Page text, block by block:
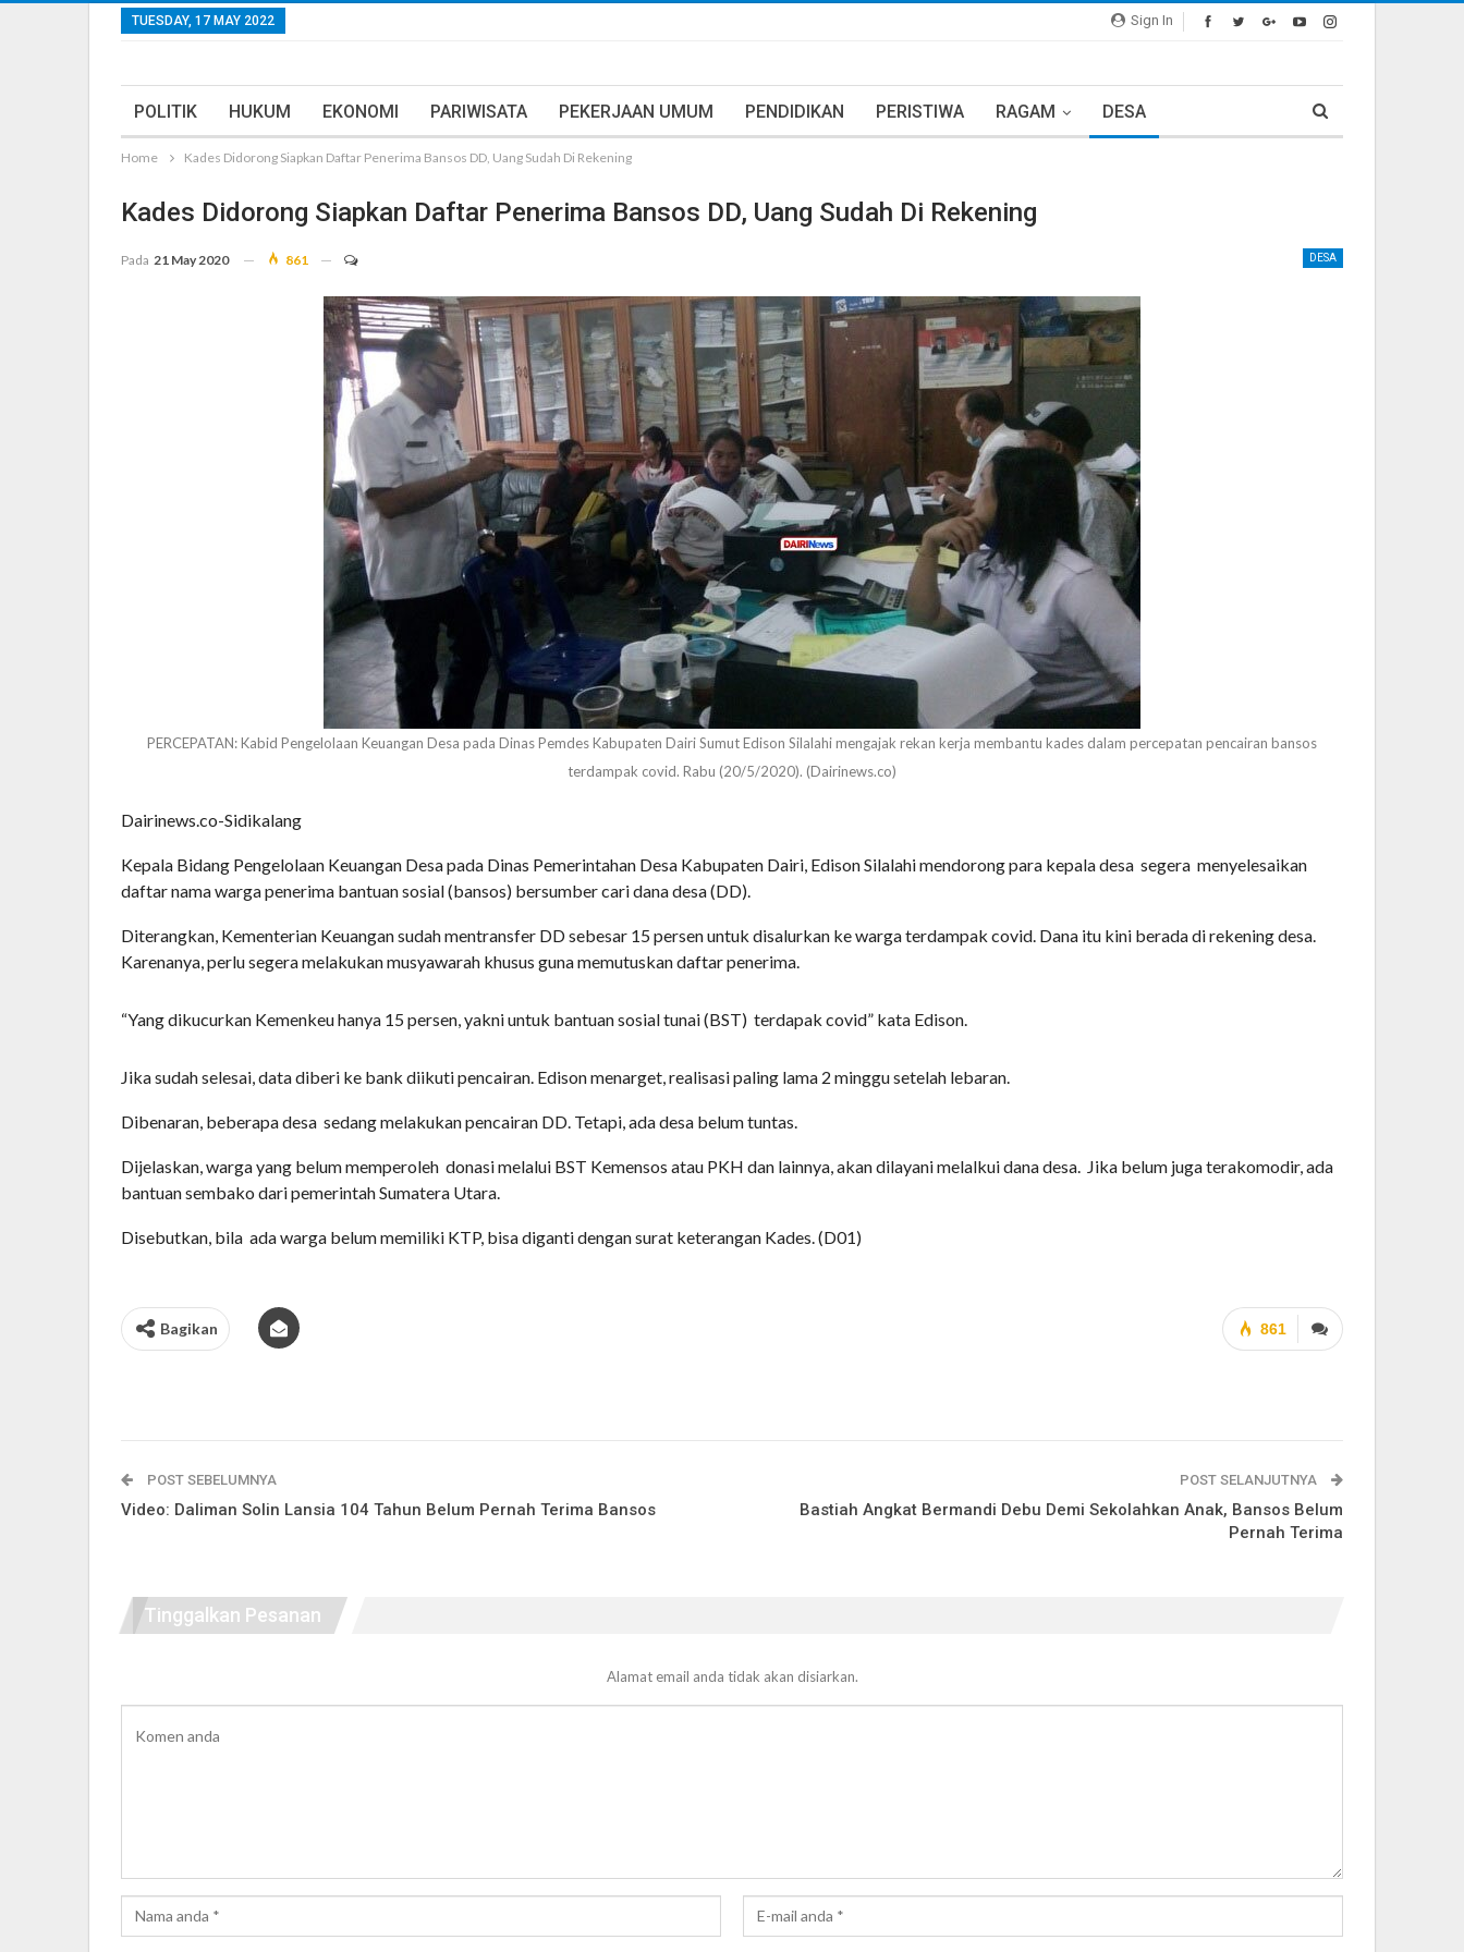
Sign In
TUESDAY, 17 MAY 2022
POLITIK HUKUM EKONOMI PARIWISATA PEKERJAAN UMUM PENDIDIKAN PERISTIWA RAGAM DESA
Home Kades Didorong Siapkan Daftar Penerima Bansos DD, Uang Sudah Di Rekening
Kades Didorong Siapkan Daftar Penerima Bansos DD, Uang Sudah Di Rekening
DESA
Pada 21 May 2020 861
PERCEPATAN: Kabid Pengelolaan Keuangan Desa pada Dinas Pemdes Kabupaten Dairi Sumut Edison Silalahi mengajak rekan kerja membantu kades dalam percepatan pencairan bansos
terdampak covid. Rabu (20/5/2020). (Dairinews.co)
Dairinews.co-Sidikalang
Kepala Bidang Pengelolaan Keuangan Desa pada Dinas Pemerintahan Desa Kabupaten Dairi, Edison Silalahi mendorong para kepala desa segera menyelesaikan
daftar nama warga penerima bantuan sosial (bansos) bersumber cari dana desa (DD).
Diterangkan, Kementerian Keuangan sudah mentransfer DD sebesar 15 persen untuk disalurkan ke warga terdampak covid. Dana itu kini berada di rekening desa.
Karenanya, perlu segera melakukan musyawarah khusus guna memutuskan daftar penerima.
“Yang dikucurkan Kemenkeu hanya 15 persen, yakni untuk bantuan sosial tunai (BST) terdapak covid” kata Edison.
Jika sudah selesai, data diberi ke bank diikuti pencairan. Edison menarget, realisasi paling lama 2 minggu setelah lebaran.
Dibenaran, beberapa desa sedang melakukan pencairan DD. Tetapi, ada desa belum tuntas.
Dijelaskan, warga yang belum memperoleh donasi melalui BST Kemensos atau PKH dan lainnya, akan dilayani melalkui dana desa. Jika belum juga terakomodir, ada
bantuan sembako dari pemerintah Sumatera Utara.
Disebutkan, bila ada warga belum memiliki KTP, bisa diganti dengan surat keterangan Kades. (D01)
861
Bagikan
POST SEBELUMNYA
Video: Daliman Solin Lansia 104 Tahun Belum Pernah Terima Bansos
POST SELANJUTNYA
Bastiah Angkat Bermandi Debu Demi Sekolahkan Anak, Bansos Belum
Pernah Terima
Tinggalkan Pesanan
Alamat email anda tidak akan disiarkan.